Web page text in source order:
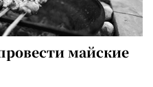
майские